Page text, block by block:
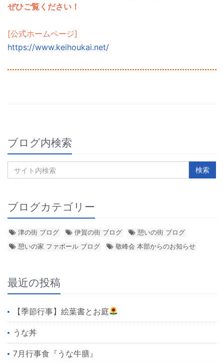
ぜひご覧ください！
[公式ホームページ]
https://www.keihoukai.net/
ブログ内検索
ブログカテゴリー
津の街 ブログ 伊賀の街 ブログ
憩いの街 ブログ
憩いの家 ファボール ブログ
敬峰会 本部からのお知らせ
最近の投稿
【季節行事】絵葉書とお庭
うな丼
7月行事食『うな牛膳』